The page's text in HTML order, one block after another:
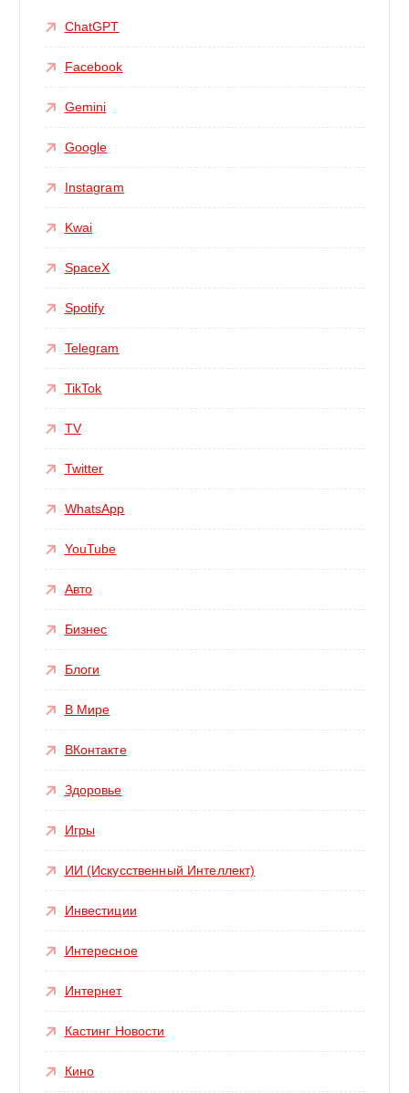
ChatGPT
Facebook
Gemini
Google
Instagram
Kwai
SpaceX
Spotify
Telegram
TikTok
TV
Twitter
WhatsApp
YouTube
Авто
Бизнес
Блоги
В Мире
ВКонтакте
Здоровье
Игры
ИИ (Искусственный Интеллект)
Инвестиции
Интересное
Интернет
Кастинг Новости
Кино